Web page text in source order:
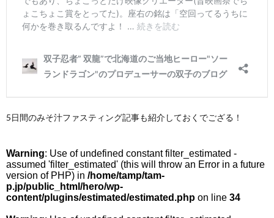
5日間のみそ汁ファスティング記事も紹介しておくでござる！